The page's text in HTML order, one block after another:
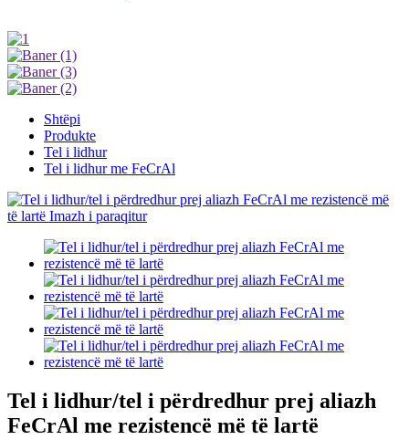
Shtëpi
Produkte
Tel i lidhur
Tel i lidhur me FeCrAl
Tel i lidhur/tel i përdredhur prej aliazh
FeCrAl me rezistencë më të lartë